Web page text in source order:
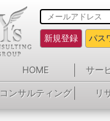
新規登録 パス
HOME サー
コンサルティング
リ